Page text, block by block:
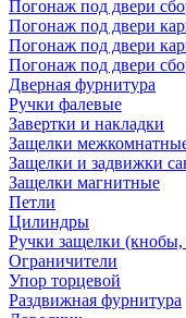
Погонаж под двери
Погонаж под двери
Погонаж под двери
Погонаж под двери
Дверная фурнитура
Ручки фалевые
Завертки и накладки
Защелки
Защелки и задвижки
Защелки магнитные
Петли
Цилиндры
Ручки защелки
Ограничители
Упор торцевой
Раздвижная фурнитура